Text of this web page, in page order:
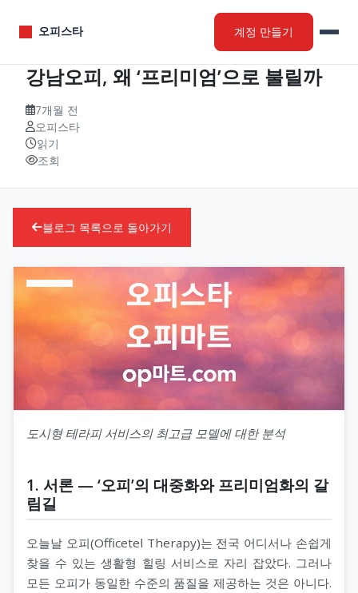
오피스타 계정 만들기
강남오피, 왜 ‘프리미엄’으로 불릴까
7개월 전
오피스타
읽기
조회
블로그 목록으로 돌아가기
도시형 테라피 서비스의 최고급 모델에 대한 분석
1. 서론 — ‘오피’의 대중화와 프리미엄화의 갈
림길
오늘날 오피(Officetel Therapy)는 전국 어디서나 손쉽게
찾을 수 있는 생활형 힐링 서비스로 자리 잡았다. 그러나
모든 오피가 동일한 수준의 품질을 제공하는 것은 아니다.